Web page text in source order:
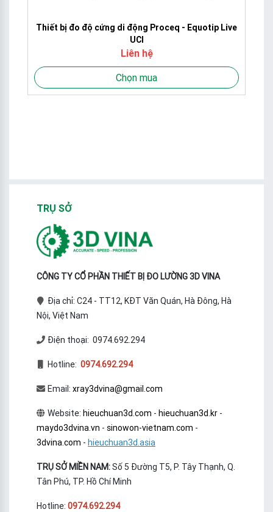
Thiết bị đo độ cứng di động Proceq - Equotip Live
UCI
Liên hệ
Chọn mua
TRỤ SỞ
CÔNG TY CỔ PHẦN THIẾT BỊ ĐO LƯỜNG 3D VINA
Địa chỉ: C24 - TT12, KĐT Văn Quán, Hà Đông, Hà
Nội, Việt Nam
Điện thoại: 0974.692.294
Hotline: 0974.692.294
Email: xray3dvina@gmail.com
Website: hieuchuan3d.com - hieuchuan3d.kr-
maydo3dvina.vn - sinowon-vietnam.com -
3dvina.com - hieuchuan3d.asia
TRỤ SỞ MIỀN NAM:Số 5 Đường T5, P. Tây Thạnh, Q.
Tân Phú, TP. Hồ Chí Minh
Hotline: 0974.692.294